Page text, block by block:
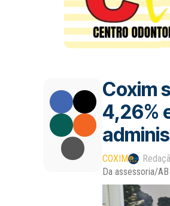
Coxim
4,26%
COXIM
Da assessoria/AB